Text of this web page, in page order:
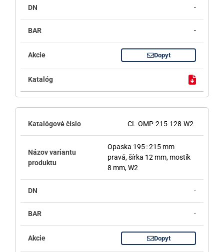
-
-
Dopyt
CL-OMP-215-128-W2
Opaska 195÷215 mm
pravá, šírka 12 mm, mostík
8 mm, W2
-
-
Dopyt